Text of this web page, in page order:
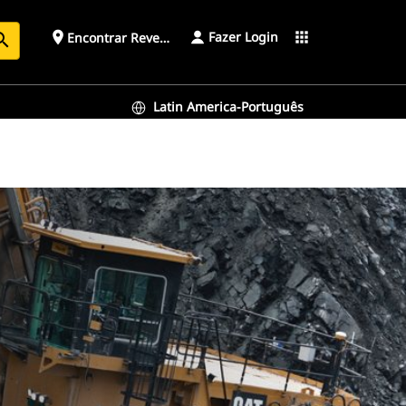
place Encontrar Revendedor Fazer Login apps
Latin America-Português